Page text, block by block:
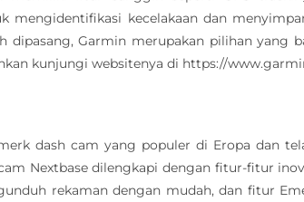
mengidentifikasi kecelakaan dan
dipasang, Garmin merupakan pilihan yang
kunjungi websitenya di https://
dash cam yang populer di Eropa dan
Nextbase dilengkapi dengan fitur-fitur
rekaman dengan mudah, dan fitur